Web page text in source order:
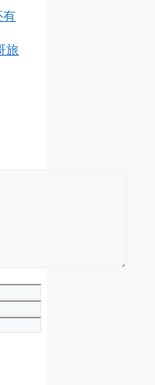
有
旅